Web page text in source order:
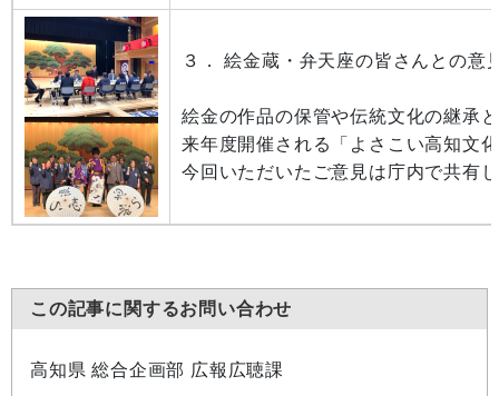
３． 絵金蔵・弁天座の皆さんとの意
絵金の作品の保管や伝統文化の継承
来年度開催される「よさこい高知文
今回いただいたご意見は庁内で共有
この記事に関するお問い合わせ
高知県 総合企画部 広報広聴課